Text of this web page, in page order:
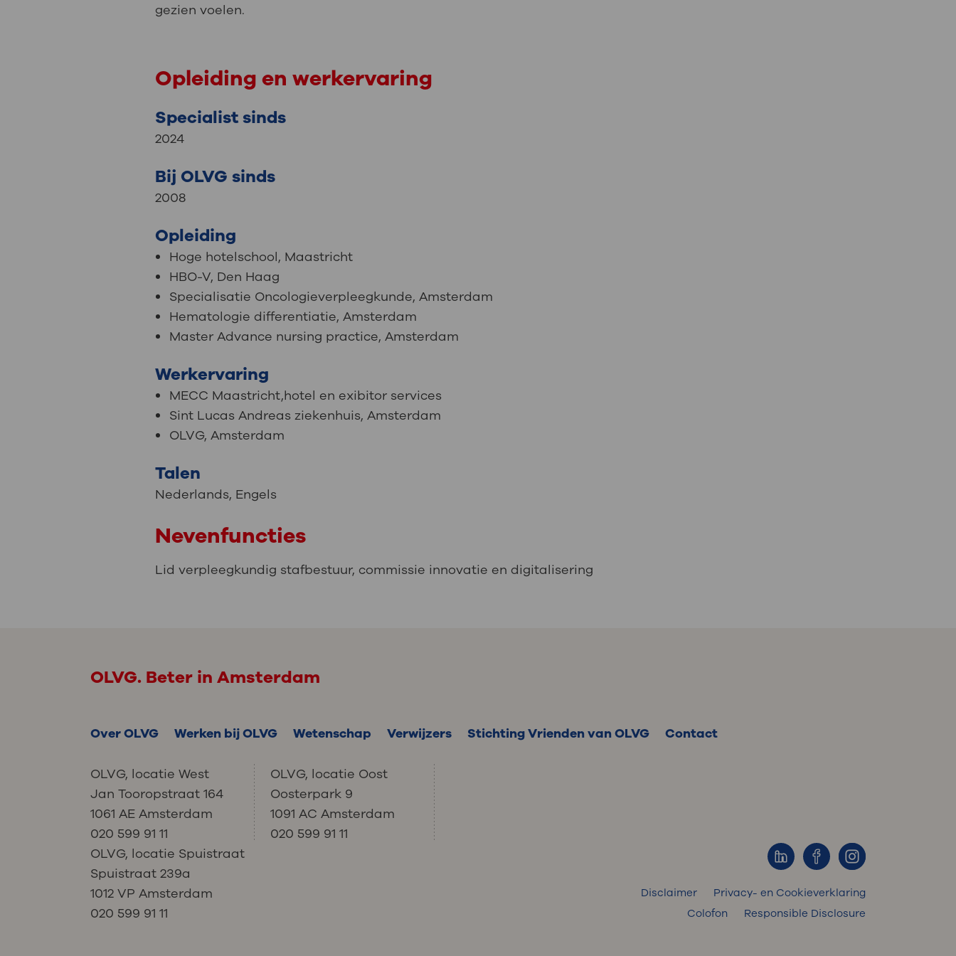
gezien voelen.
Opleiding en werkervaring
Specialist sinds
2024
Bij OLVG sinds
2008
Opleiding
Hoge hotelschool, Maastricht
HBO-V, Den Haag
Specialisatie Oncologieverpleegkunde, Amsterdam
Hematologie differentiatie, Amsterdam
Master Advance nursing practice, Amsterdam
Werkervaring
MECC Maastricht,hotel en exibitor services
Sint Lucas Andreas ziekenhuis, Amsterdam
OLVG, Amsterdam
Talen
Nederlands, Engels
Nevenfuncties
Lid verpleegkundig stafbestuur, commissie innovatie en digitalisering
OLVG. Beter in Amsterdam
Over OLVG Werken bij OLVG Wetenschap Verwijzers Stichting Vrienden van OLVG Contact
OLVG, locatie West
Jan Tooropstraat 164
1061 AE Amsterdam
020 599 91 11
OLVG, locatie Oost
Oosterpark 9
1091 AC Amsterdam
020 599 91 11
OLVG, locatie Spuistraat
Spuistraat 239a
1012 VP Amsterdam
020 599 91 11
Disclaimer
Privacy- en Cookieverklaring
Colofon
Responsible Disclosure